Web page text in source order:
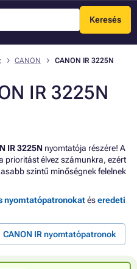
Keresés
Menü
CANON CANON IR 3225N
IR 3225N
IR 3225N nyomtatója részére! A
prioritást élvez számunkra, ezért
szintű minőségnek felelnek
nyomtatópatronokatéseredeti
CANON IR nyomtatópatronok